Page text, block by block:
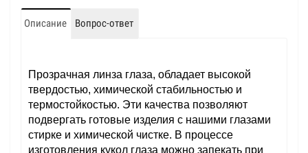
Описание Вопрос-ответ
Прозрачная линза глаза, обладает высокой
твердостью, химической стабильностью и
термостойкостью. Эти качества позволяют
подвергать готовые изделия с нашими глазами
стирке и химической чистке. В процессе
изготовления кукол глаза можно запекать при